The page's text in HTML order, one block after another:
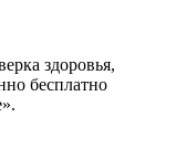
здоровья,
бесплатно